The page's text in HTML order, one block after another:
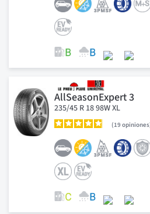
AllSeasonExpert 3
235/45 R 18 98W XL
19 opiniones